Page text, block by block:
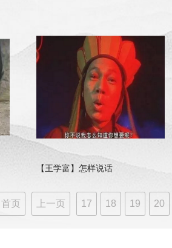
【王学富】怎样说话
首页 上一页 17 18 19 20